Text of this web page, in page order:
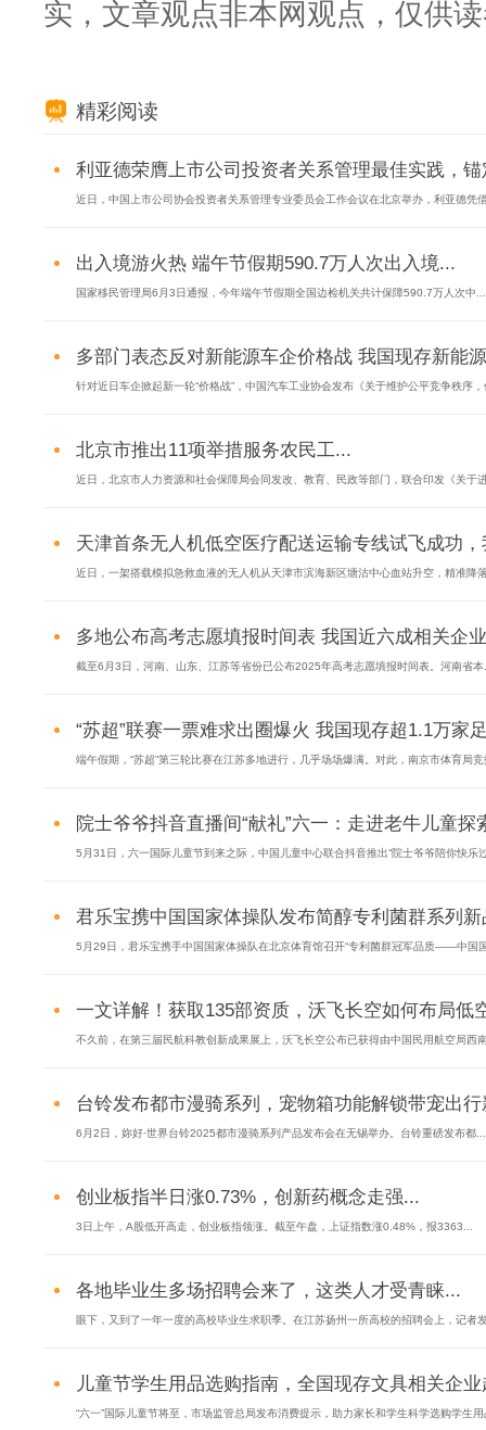
实，文章观点非本网观点，仅供
精彩阅读
利亚德荣膺上市公司投资者关系管理最佳实践，
近日，中国上市公司协会投资者关系管理专业委员会工作会议在北京举办，利亚德凭
出入境游火热 端午节假期590.7万人次出入境...
国家移民管理局6月3日通报，今年端午节假期全国边检机关共计保障590.7万人次中...
多部门表态反对新能源车企价格战 我国现存新能
针对近日车企掀起新一轮“价格战”，中国汽车工业协会发布《关于维护公平竞争秩序
北京市推出11项举措服务农民工...
近日，北京市人力资源和社会保障局会同发改、教育、民政等部门，联合印发《关于
天津首条无人机低空医疗配送运输专线试飞成功
近日，一架搭载模拟急救血液的无人机从天津市滨海新区塘沽中心血站升空，精准降
多地公布高考志愿填报时间表 我国近六成相关企
截至6月3日，河南、山东、江苏等省份已公布2025年高考志愿填报时间表。河南省本
“苏超”联赛一票难求出圈爆火 我国现存超1.1万家
端午假期，“苏超”第三轮比赛在江苏多地进行，几乎场场爆满。对此，南京市体育局
院士爷爷抖音直播间“献礼”六一：走进老牛儿童探
5月31日，六一国际儿童节到来之际，中国儿童中心联合抖音推出“院士爷爷陪你快乐
君乐宝携中国国家体操队发布简醇专利菌群系列
5月29日，君乐宝携手中国国家体操队在北京体育馆召开“专利菌群冠军品质——中国
一文详解！获取135部资质，沃飞长空如何布局低
不久前，在第三届民航科教创新成果展上，沃飞长空公布已获得由中国民用航空局西
台铃发布都市漫骑系列，宠物箱功能解锁带宠出
6月2日，妳好·世界台铃2025都市漫骑系列产品发布会在无锡举办。台铃重磅发布都...
创业板指半日涨0.73%，创新药概念走强...
3日上午，A股低开高走，创业板指领涨。截至午盘，上证指数涨0.48%，报3363...
各地毕业生多场招聘会来了，这类人才受青睐...
眼下，又到了一年一度的高校毕业生求职季。在江苏扬州一所高校的招聘会上，记者
儿童节学生用品选购指南，全国现存文具相关企
“六一”国际儿童节将至，市场监管总局发布消费提示，助力家长和学生科学选购学生